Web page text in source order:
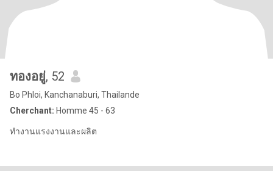
ทองอยู่, 52
Bo Phloi, Kanchanaburi, Thailande
Cherchant: Homme 45 - 63
ทำงานแรงงานและผลิต